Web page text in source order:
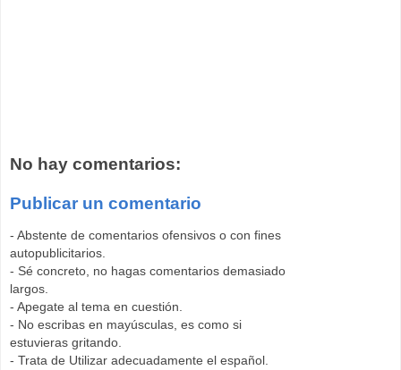
No hay comentarios:
Publicar un comentario
- Abstente de comentarios ofensivos o con fines
autopublicitarios.
- Sé concreto, no hagas comentarios demasiado
largos.
- Apegate al tema en cuestión.
- No escribas en mayúsculas, es como si
estuvieras gritando.
- Trata de Utilizar adecuadamente el español.